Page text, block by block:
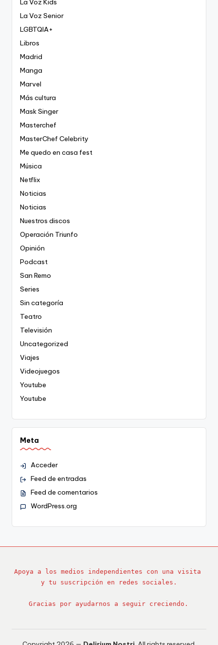
La Voz Kids
La Voz Senior
LGBTQIA+
Libros
Madrid
Manga
Marvel
Más cultura
Mask Singer
Masterchef
MasterChef Celebrity
Me quedo en casa fest
Música
Netflix
Noticias
Noticias
Nuestros discos
Operación Triunfo
Opinión
Podcast
San Remo
Series
Sin categoría
Teatro
Televisión
Uncategorized
Viajes
Videojuegos
Youtube
Youtube
Meta
Acceder
Feed de entradas
Feed de comentarios
WordPress.org
Apoya a los medios independientes con una visita
y tu suscripción en redes sociales.
Gracias por ayudarnos a seguir creciendo.